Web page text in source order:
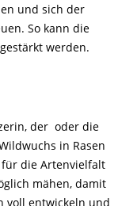
und sich der
So kann die
werden.
der oder die
in Rasen
für die Artenvielfalt
mähen, damit
voll entwickeln und